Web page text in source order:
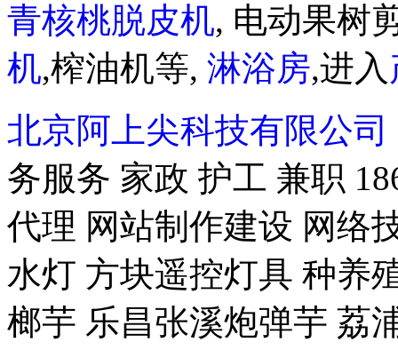
青核桃脱皮机, 电动果树
机,榨油机等, 淋浴房,进入
北京阿上尖科技有限公司
务服务 家政 护工 兼职
代理 网站制作建设 网络
水灯 方块遥控灯具 种养
榔芋 乐昌张溪炮弹芋 荔